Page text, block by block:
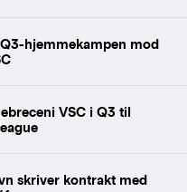
hjemmekampen mod
VSC i Q3 til
skriver kontrakt med